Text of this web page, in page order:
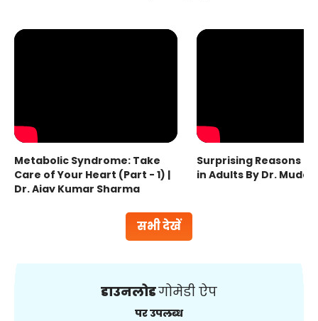
सभी देखें
Metabolic Syndrome: Take
Care of Your Heart (Part - 1) |
Dr. Ajay Kumar Sharma
Surprising Reasons
in Adults By Dr.
डाउनलोडगोमेडी ऐप
पर उपलब्ध